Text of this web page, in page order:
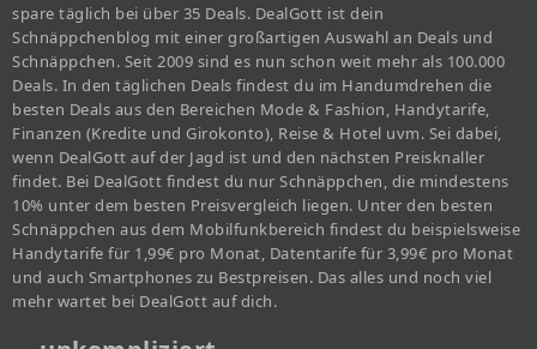
spare täglich bei über 35 Deals. DealGott ist dein
Schnäppchenblog mit einer großartigen Auswahl an Deals und
Schnäppchen. Seit 2009 sind es nun schon weit mehr als 100.000
Deals. In den täglichen Deals findest du im Handumdrehen die
besten Deals aus den Bereichen Mode & Fashion, Handytarife,
Finanzen (Kredite und Girokonto), Reise & Hotel uvm. Sei dabei,
wenn DealGott auf der Jagd ist und den nächsten Preisknaller
findet. Bei DealGott findest du nur Schnäppchen, die mindestens
10% unter dem besten Preisvergleich liegen. Unter den besten
Schnäppchen aus dem Mobilfunkbereich findest du beispielsweise
Handytarife für 1,99€ pro Monat, Datentarife für 3,99€ pro Monat
und auch Smartphones zu Bestpreisen. Das alles und noch viel
mehr wartet bei DealGott auf dich.